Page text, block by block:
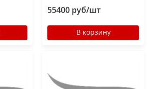
55400 руб/шт
В корзину